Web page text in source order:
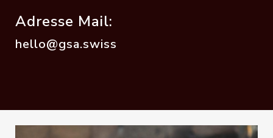
Adresse Mail:
hello@gsa.swiss